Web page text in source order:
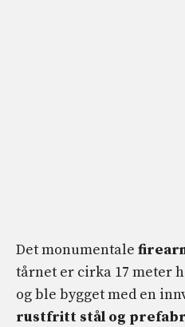
Det monumentale
tårnet er cirka 17 meter
og ble bygget med en
rustfritt stål og